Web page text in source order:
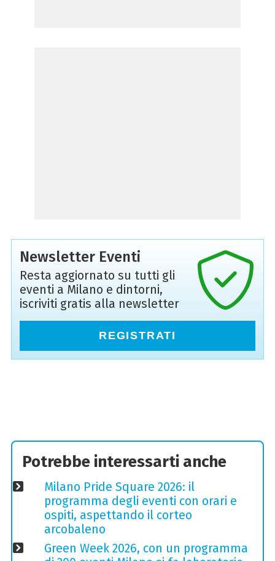
Newsletter Eventi
Resta aggiornato su tutti gli
eventi a Milano e dintorni,
iscriviti gratis alla newsletter
REGISTRATI
Potrebbe interessarti anche
Milano Pride Square 2026: il
programma degli eventi con orari e
ospiti, aspettando il corteo
arcobaleno
Green Week 2026, con un programma